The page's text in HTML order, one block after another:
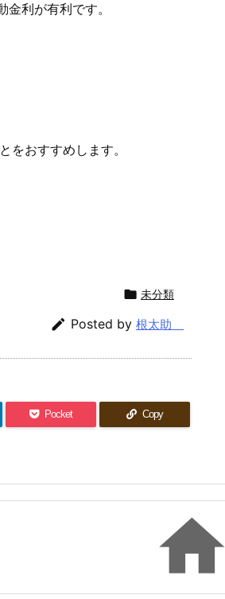
利が有利です。
をおすすめします。
 未分類
 Posted by 根太助
Pocket Copy
